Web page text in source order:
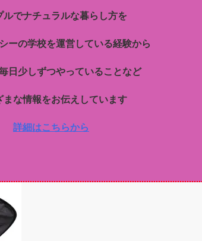
ルでナチュラルな暮らし方を
ーの学校を運営している経験から
日少しずつやっていることなど
まな情報をお伝えしています
詳細はこちらから